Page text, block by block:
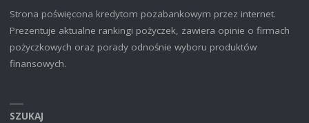
Strona poświęcona kredytom pozabankowym przez internet.
Prezentuje aktualne rankingi pożyczek, zawiera opinie o firmach
pożyczkowych oraz porady odnośnie wyboru produktów
finansowych.
SZUKAJ